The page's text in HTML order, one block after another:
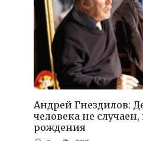
Андрей Гнездилов:
человека не
рождения